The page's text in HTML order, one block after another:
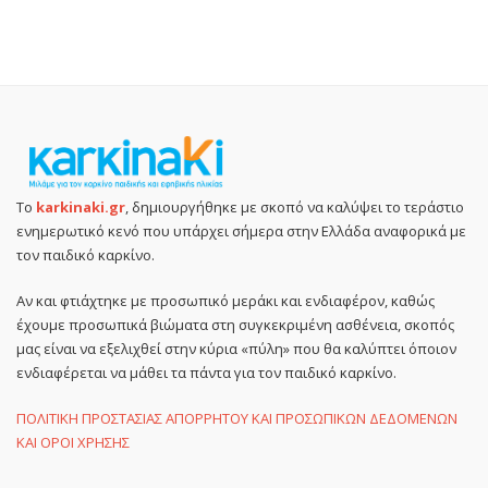
Το karkinaki.gr, δημιουργήθηκε με σκοπό να καλύψει το τεράστιο
ενημερωτικό κενό που υπάρχει σήμερα στην Ελλάδα αναφορικά με
τον παιδικό καρκίνο.
Αν και φτιάχτηκε με προσωπικό μεράκι και ενδιαφέρον, καθώς
έχουμε προσωπικά βιώματα στη συγκεκριμένη ασθένεια, σκοπός
μας είναι να εξελιχθεί στην κύρια «πύλη» που θα καλύπτει όποιον
ενδιαφέρεται να μάθει τα πάντα για τον παιδικό καρκίνο.
ΠΟΛΙΤΙΚΗ ΠΡΟΣΤΑΣΙΑΣ ΑΠΟΡΡΗΤΟΥ ΚΑΙ ΠΡΟΣΩΠΙΚΩΝ ΔΕΔΟΜΕΝΩΝ
ΚΑΙ ΟΡΟΙ ΧΡΗΣΗΣ